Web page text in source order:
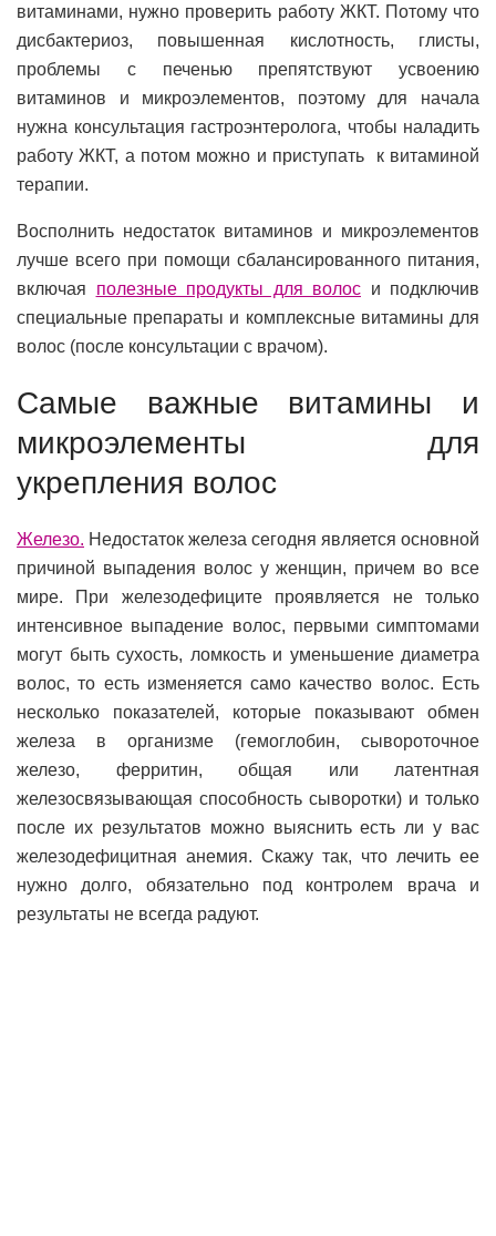
витаминами, нужно проверить работу ЖКТ. Потому что
дисбактериоз, повышенная кислотность, глисты,
проблемы с печенью препятствуют усвоению
витаминов и микроэлементов, поэтому для начала
нужна консультация гастроэнтеролога, чтобы наладить
работу ЖКТ, а потом можно и приступать к витаминой
терапии.
Восполнить недостаток витаминов и микроэлементов
лучше всего при помощи сбалансированного питания,
включая полезные продукты для волос и подключив
специальные препараты и комплексные витамины для
волос (после консультации с врачом).
Самые важные витамины и
микроэлементы для
укрепления волос
Железо. Недостаток железа сегодня является основной
причиной выпадения волос у женщин, причем во все
мире. При железодефиците проявляется не только
интенсивное выпадение волос, первыми симптомами
могут быть сухость, ломкость и уменьшение диаметра
волос, то есть изменяется само качество волос. Есть
несколько показателей, которые показывают обмен
железа в организме (гемоглобин, сывороточное
железо, ферритин, общая или латентная
железосвязывающая способность сыворотки) и только
после их результатов можно выяснить есть ли у вас
железодефицитная анемия. Скажу так, что лечить ее
нужно долго, обязательно под контролем врача и
результаты не всегда радуют.